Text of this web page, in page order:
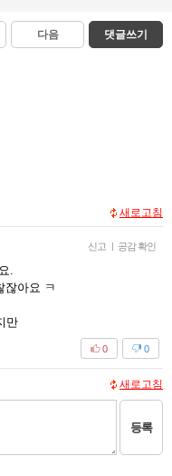
다음 댓글쓰기
새로고침
신고 | 공감 확인
.
잖아요 ㅋ
만
0
0
새로고침
등록